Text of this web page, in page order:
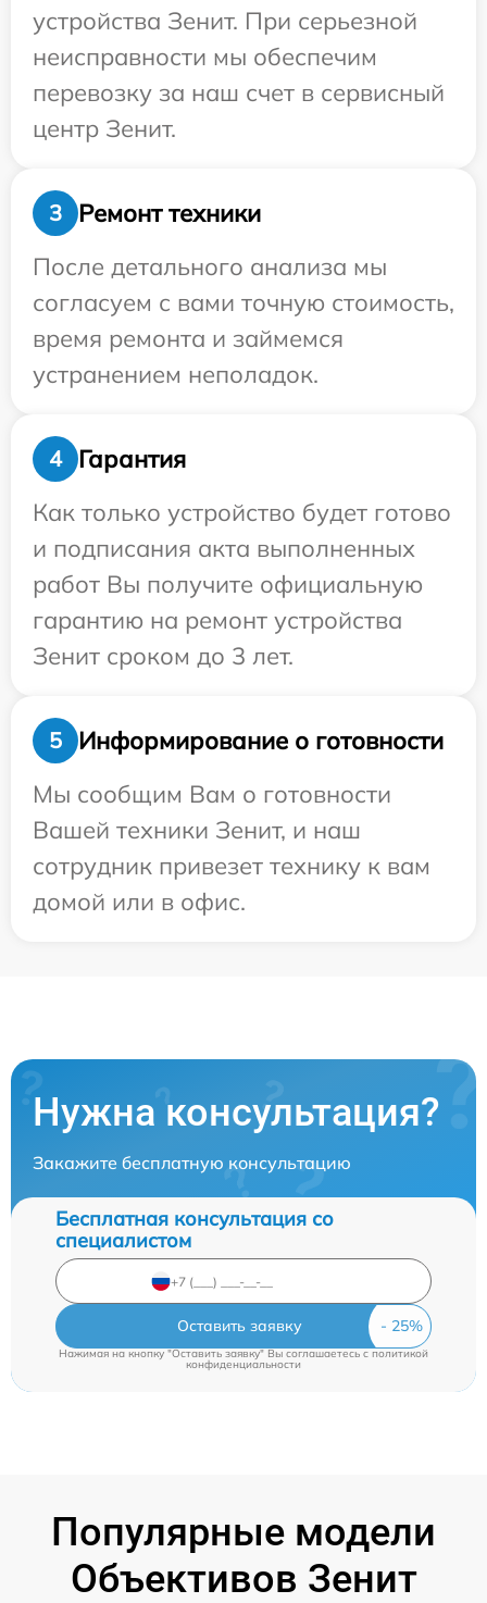
устройства Зенит. При серьезной
неисправности мы обеспечим
перевозку за наш счет в сервисный
центр Зенит.
3
Ремонт техники
После детального анализа мы
согласуем с вами точную стоимость,
время ремонта и займемся
устранением неполадок.
4
Гарантия
Как только устройство будет готово
и подписания акта выполненных
работ Вы получите официальную
гарантию на ремонт устройства
Зенит сроком до 3 лет.
5
Информирование о готовности
Мы сообщим Вам о готовности
Вашей техники Зенит, и наш
сотрудник привезет технику к вам
домой или в офис.
Нужна консультация?
Закажите бесплатную консультацию
Бесплатная консультация со
специалистом
Оставить заявку
Нажимая на кнопку "Оставить заявку" Вы соглашаетесь cполитикой
конфиденциальности
Популярные модели
Объективов Зенит